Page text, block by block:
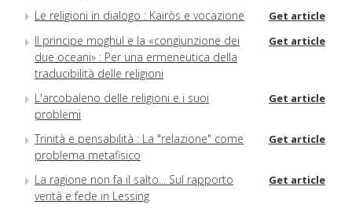
Le religioni in dialogo : Kairòs e vocazione Get article
Il principe moghul e la «congiunzione dei
due oceani» : Per una ermeneutica della
traducibilità delle religioni
Get article
L'arcobaleno delle religioni e i suoi
problemi
Get article
Trinità e pensabilità : La "relazione" come
problema metafisico
Get article
La ragione non fa il salto... Sul rapporto
verità e fede in Lessing
Get article